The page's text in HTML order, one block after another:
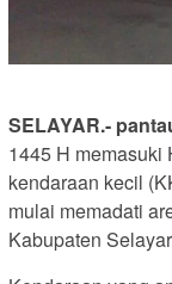
SELAYAR.-
1445 H memasuki
kendaraan kecil
mulai memadati
Kabupaten